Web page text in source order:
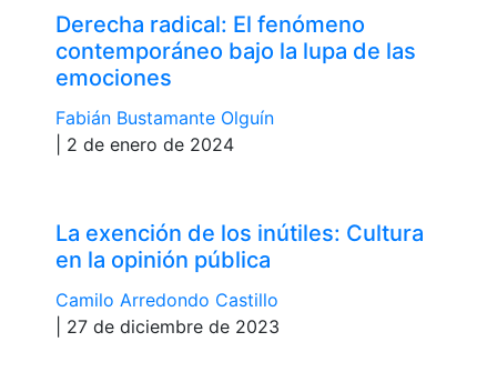
Derecha radical: El fenómeno
contemporáneo bajo la lupa de las
emociones
Fabián Bustamante Olguín
| 2 de enero de 2024
La exención de los inútiles: Cultura
en la opinión pública
Camilo Arredondo Castillo
| 27 de diciembre de 2023